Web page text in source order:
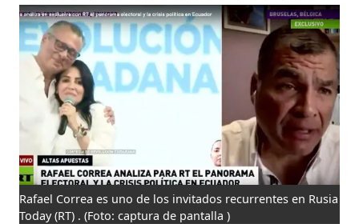
Rafael Correa es uno de los invitados recurrentes en Rusia
Today (RT) .(Foto: captura de pantalla )